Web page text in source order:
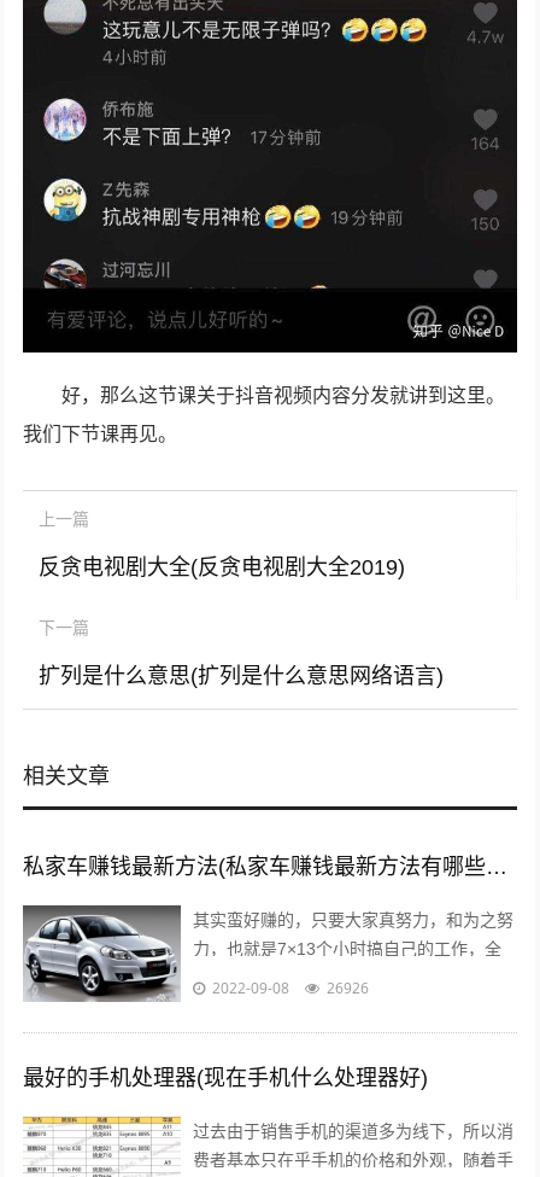
好，那么这节课关于抖音视频内容分发就讲到这里。
我们下节课再见。
上一篇
反贪电视剧大全(反贪电视剧大全2019)
下一篇
扩列是什么意思(扩列是什么意思网络语言)
相关文章
私家车赚钱最新方法(私家车赚钱最新方法有哪些?推荐这5种赚钱方法)
其实蛮好赚的，只要大家真努力，和为之努
力，也就是7×13个小时搞自己的工作，全
面性的拼命，那么我们自然就可以赚到钱
2022-09-08 26926
最好的手机处理器(现在手机什么处理器好)
过去由于销售手机的渠道多为线下，所以消
费者基本只在乎手机的价格和外观，随着手